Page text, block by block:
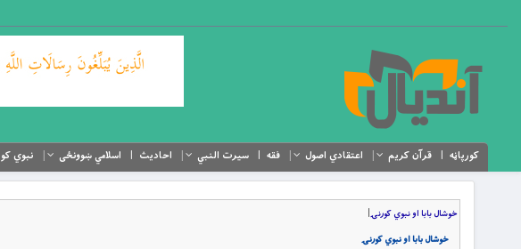
کورپاڼه قرآن کریم اعتقادي اصول فقه سیرت النبي احادیث اسلامي ښوونځی نبوي
خوشال بابا او نبوي کورنۍ|
خوشال بابا او نبوي کورنۍ